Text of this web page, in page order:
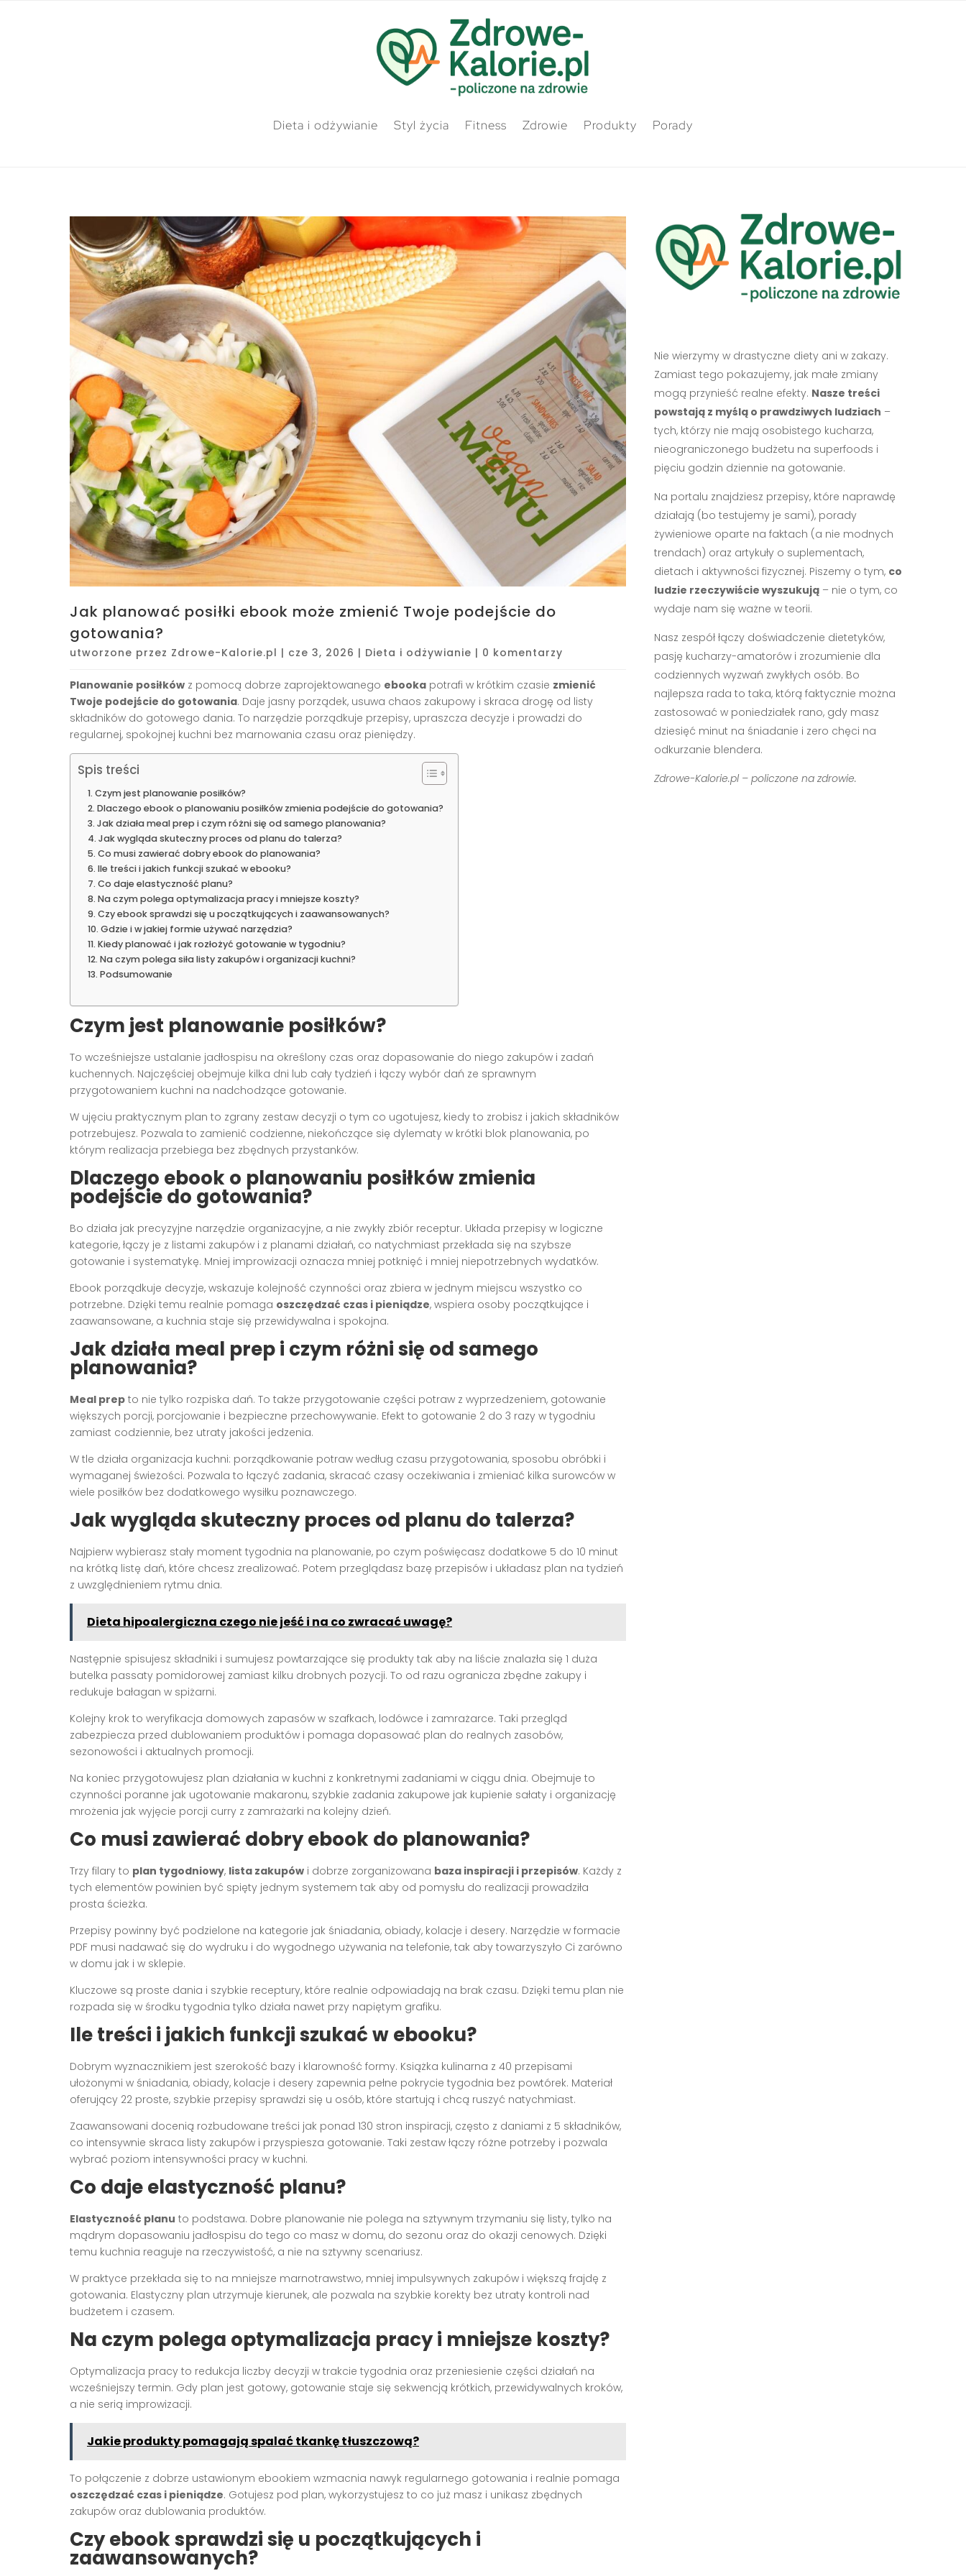
Dieta i odżywianie Styl życia Fitness Zdrowie Produkty Porady
Jak planować posiłki ebook może zmienić Twoje podejście do
gotowania?
utworzone przez Zdrowe-Kalorie.pl | cze 3, 2026 | Dieta i odżywianie | 0 komentarzy
Planowanie posiłków z pomocą dobrze zaprojektowanego ebooka potrafi w krótkim czasie zmienić
Twoje podejście do gotowania. Daje jasny porządek, usuwa chaos zakupowy i skraca drogę od listy
składników do gotowego dania. To narzędzie porządkuje przepisy, upraszcza decyzje i prowadzi do
regularnej, spokojnej kuchni bez marnowania czasu oraz pieniędzy.
Spis treści
Czym jest planowanie posiłków?
Dlaczego ebook o planowaniu posiłków zmienia podejście do gotowania?
Jak działa meal prep i czym różni się od samego planowania?
Jak wygląda skuteczny proces od planu do talerza?
Co musi zawierać dobry ebook do planowania?
Ile treści i jakich funkcji szukać w ebooku?
Co daje elastyczność planu?
Na czym polega optymalizacja pracy i mniejsze koszty?
Czy ebook sprawdzi się u początkujących i zaawansowanych?
Gdzie i w jakiej formie używać narzędzia?
Kiedy planować i jak rozłożyć gotowanie w tygodniu?
Na czym polega siła listy zakupów i organizacji kuchni?
Podsumowanie
Czym jest planowanie posiłków?
To wcześniejsze ustalanie jadłospisu na określony czas oraz dopasowanie do niego zakupów i zadań
kuchennych. Najczęściej obejmuje kilka dni lub cały tydzień i łączy wybór dań ze sprawnym
przygotowaniem kuchni na nadchodzące gotowanie.
W ujęciu praktycznym plan to zgrany zestaw decyzji o tym co ugotujesz, kiedy to zrobisz i jakich składników
potrzebujesz. Pozwala to zamienić codzienne, niekończące się dylematy w krótki blok planowania, po
którym realizacja przebiega bez zbędnych przystanków.
Dlaczego ebook o planowaniu posiłków zmienia
podejście do gotowania?
Bo działa jak precyzyjne narzędzie organizacyjne, a nie zwykły zbiór receptur. Układa przepisy w logiczne
kategorie, łączy je z listami zakupów i z planami działań, co natychmiast przekłada się na szybsze
gotowanie i systematykę. Mniej improwizacji oznacza mniej potknięć i mniej niepotrzebnych wydatków.
Ebook porządkuje decyzje, wskazuje kolejność czynności oraz zbiera w jednym miejscu wszystko co
potrzebne. Dzięki temu realnie pomaga oszczędzać czas i pieniądze, wspiera osoby początkujące i
zaawansowane, a kuchnia staje się przewidywalna i spokojna.
Jak działa meal prep i czym różni się od samego
planowania?
Meal prep to nie tylko rozpiska dań. To także przygotowanie części potraw z wyprzedzeniem, gotowanie
większych porcji, porcjowanie i bezpieczne przechowywanie. Efekt to gotowanie 2 do 3 razy w tygodniu
zamiast codziennie, bez utraty jakości jedzenia.
W tle działa organizacja kuchni: porządkowanie potraw według czasu przygotowania, sposobu obróbki i
wymaganej świeżości. Pozwala to łączyć zadania, skracać czasy oczekiwania i zmieniać kilka surowców w
wiele posiłków bez dodatkowego wysiłku poznawczego.
Jak wygląda skuteczny proces od planu do talerza?
Najpierw wybierasz stały moment tygodnia na planowanie, po czym poświęcasz dodatkowe 5 do 10 minut
na krótką listę dań, które chcesz zrealizować. Potem przeglądasz bazę przepisów i układasz plan na tydzień
z uwzględnieniem rytmu dnia.
Dieta hipoalergiczna czego nie jeść i na co zwracać uwagę?
Następnie spisujesz składniki i sumujesz powtarzające się produkty tak aby na liście znalazła się 1 duża
butelka passaty pomidorowej zamiast kilku drobnych pozycji. To od razu ogranicza zbędne zakupy i
redukuje bałagan w spiżarni.
Kolejny krok to weryfikacja domowych zapasów w szafkach, lodówce i zamrażarce. Taki przegląd
zabezpiecza przed dublowaniem produktów i pomaga dopasować plan do realnych zasobów,
sezonowości i aktualnych promocji.
Na koniec przygotowujesz plan działania w kuchni z konkretnymi zadaniami w ciągu dnia. Obejmuje to
czynności poranne jak ugotowanie makaronu, szybkie zadania zakupowe jak kupienie sałaty i organizację
mrożenia jak wyjęcie porcji curry z zamrażarki na kolejny dzień.
Co musi zawierać dobry ebook do planowania?
Trzy filary to plan tygodniowy, lista zakupów i dobrze zorganizowana baza inspiracji i przepisów. Każdy z
tych elementów powinien być spięty jednym systemem tak aby od pomysłu do realizacji prowadziła
prosta ścieżka.
Przepisy powinny być podzielone na kategorie jak śniadania, obiady, kolacje i desery. Narzędzie w formacie
PDF musi nadawać się do wydruku i do wygodnego używania na telefonie, tak aby towarzyszyło Ci zarówno
w domu jak i w sklepie.
Kluczowe są proste dania i szybkie receptury, które realnie odpowiadają na brak czasu. Dzięki temu plan nie
rozpada się w środku tygodnia tylko działa nawet przy napiętym grafiku.
Ile treści i jakich funkcji szukać w ebooku?
Dobrym wyznacznikiem jest szerokość bazy i klarowność formy. Książka kulinarna z 40 przepisami
ułożonymi w śniadania, obiady, kolacje i desery zapewnia pełne pokrycie tygodnia bez powtórek. Materiał
oferujący 22 proste, szybkie przepisy sprawdzi się u osób, które startują i chcą ruszyć natychmiast.
Zaawansowani docenią rozbudowane treści jak ponad 130 stron inspiracji, często z daniami z 5 składników,
co intensywnie skraca listy zakupów i przyspiesza gotowanie. Taki zestaw łączy różne potrzeby i pozwala
wybrać poziom intensywności pracy w kuchni.
Co daje elastyczność planu?
Elastyczność planu to podstawa. Dobre planowanie nie polega na sztywnym trzymaniu się listy, tylko na
mądrym dopasowaniu jadłospisu do tego co masz w domu, do sezonu oraz do okazji cenowych. Dzięki
temu kuchnia reaguje na rzeczywistość, a nie na sztywny scenariusz.
W praktyce przekłada się to na mniejsze marnotrawstwo, mniej impulsywnych zakupów i większą frajdę z
gotowania. Elastyczny plan utrzymuje kierunek, ale pozwala na szybkie korekty bez utraty kontroli nad
budżetem i czasem.
Na czym polega optymalizacja pracy i mniejsze koszty?
Optymalizacja pracy to redukcja liczby decyzji w trakcie tygodnia oraz przeniesienie części działań na
wcześniejszy termin. Gdy plan jest gotowy, gotowanie staje się sekwencją krótkich, przewidywalnych kroków,
a nie serią improwizacji.
Jakie produkty pomagają spalać tkankę tłuszczową?
To połączenie z dobrze ustawionym ebookiem wzmacnia nawyk regularnego gotowania i realnie pomaga
oszczędzać czas i pieniądze. Gotujesz pod plan, wykorzystujesz to co już masz i unikasz zbędnych
zakupów oraz dublowania produktów.
Czy ebook sprawdzi się u początkujących i
zaawansowanych?
Nie wierzymy w drastyczne diety ani w zakazy.
Zamiast tego pokazujemy, jak małe zmiany
mogą przynieść realne efekty. Nasze treści
powstają z myślą o prawdziwych ludziach –
tych, którzy nie mają osobistego kucharza,
nieograniczonego budżetu na superfoods i
pięciu godzin dziennie na gotowanie.
Na portalu znajdziesz przepisy, które naprawdę
działają (bo testujemy je sami), porady
żywieniowe oparte na faktach (a nie modnych
trendach) oraz artykuły o suplementach,
dietach i aktywności fizycznej. Piszemy o tym, co
ludzie rzeczywiście wyszukują– nie o tym, co
wydaje nam się ważne w teorii.
Nasz zespół łączy doświadczenie dietetyków,
pasję kucharzy-amatorów i zrozumienie dla
codziennych wyzwań zwykłych osób. Bo
najlepsza rada to taka, którą faktycznie można
zastosować w poniedziałek rano, gdy masz
dziesięć minut na śniadanie i zero chęci na
odkurzanie blendera.
Zdrowe-Kalorie.pl – policzone na zdrowie.